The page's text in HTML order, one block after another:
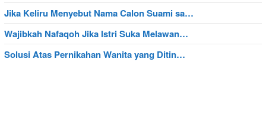
Jika Keliru Menyebut Nama Calon Suami sa…
Wajibkah Nafaqoh Jika Istri Suka Melawan…
Solusi Atas Pernikahan Wanita yang Ditin…